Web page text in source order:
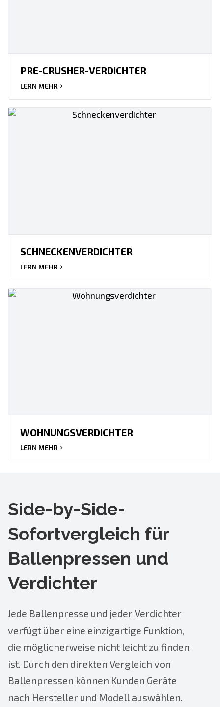
PRE-CRUSHER-VERDICHTER
LERN MEHR
SCHNECKENVERDICHTER
LERN MEHR
WOHNUNGSVERDICHTER
LERN MEHR
Side-by-Side-
Sofortvergleich für
Ballenpressen und
Verdichter
Jede Ballenpresse und jeder Verdichter
verfügt über eine einzigartige Funktion,
die möglicherweise nicht leicht zu finden
ist. Durch den direkten Vergleich von
Ballenpressen können Kunden Geräte
nach Hersteller und Modell auswählen.